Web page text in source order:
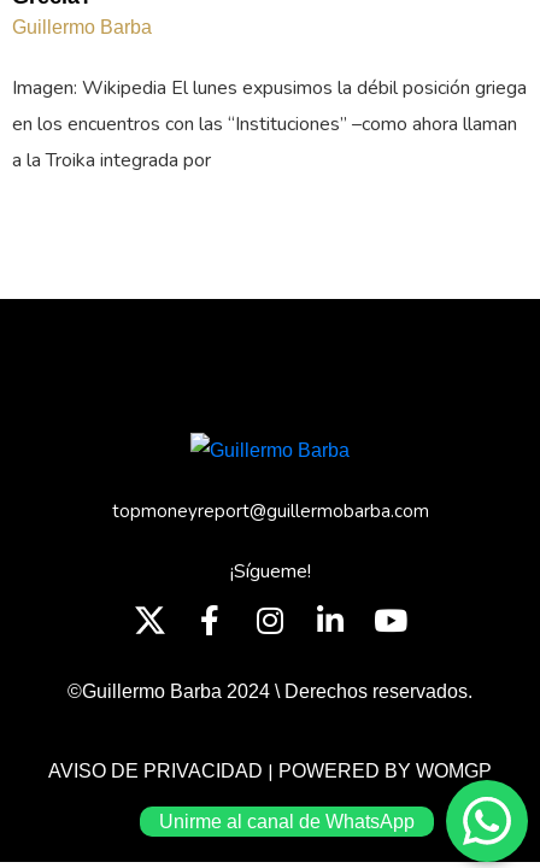
Guillermo Barba
Imagen: Wikipedia El lunes expusimos la débil posición griega
en los encuentros con las “Instituciones” –como ahora llaman
a la Troika integrada por
topmoneyreport@guillermobarba.com
¡Sígueme!
©Guillermo Barba 2024 \ Derechos reservados.
AVISO DE PRIVACIDAD | POWERED BY WOMGP
Unirme al canal de WhatsApp